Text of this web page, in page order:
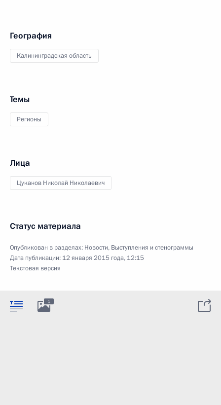
География
Калининградская область
Темы
Регионы
Лица
Цуканов Николай Николаевич
Статус материала
Опубликован в разделах: Новости, Выступления и стенограммы
Дата публикации: 12 января 2015 года, 12:15
Текстовая версия
1